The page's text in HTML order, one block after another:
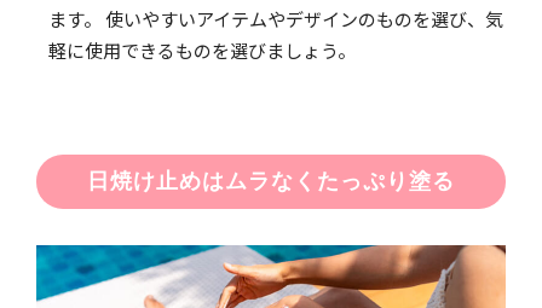
ます。 使いやすいアイテムやデザインのものを選び、気
軽に使用できるものを選びましょう。
日焼け止めはムラなくたっぷり塗る